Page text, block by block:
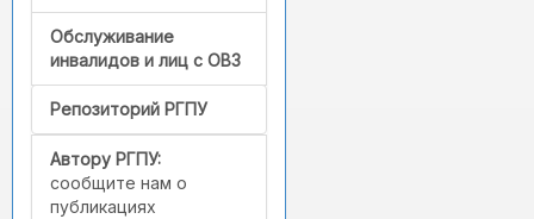
Обслуживание
инвалидов и лиц с ОВЗ
Репозиторий РГПУ
Автору РГПУ:
сообщите нам о
публикациях